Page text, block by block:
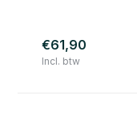
€61,90
Incl. btw